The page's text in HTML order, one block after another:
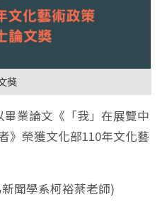
獎
業論文《「我」在展覽中
》榮獲文化部110年文化藝
聞學系柯裕棻老師)